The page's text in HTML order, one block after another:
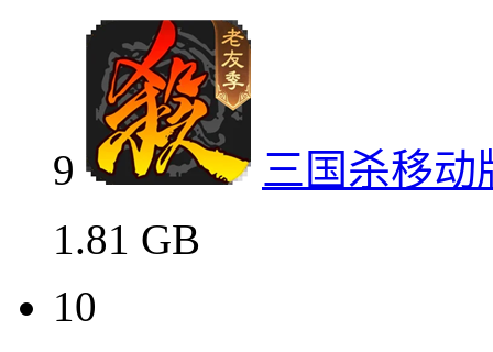
9
三国杀移动
1.81 GB
10